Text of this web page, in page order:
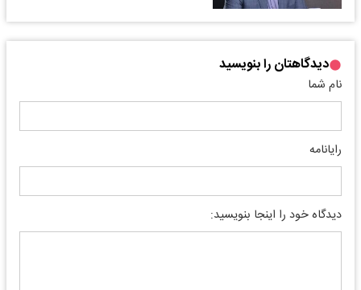
دیدگاهتان را بنویسید
نام شما
رایانامه
دیدگاه خود را اینجا بنویسید: